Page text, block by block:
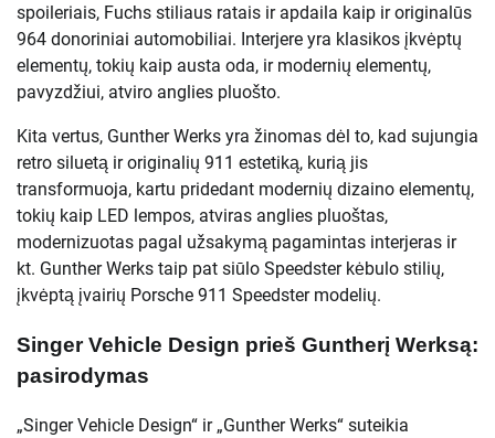
spoileriais, Fuchs stiliaus ratais ir apdaila kaip ir originalūs
964 donoriniai automobiliai. Interjere yra klasikos įkvėptų
elementų, tokių kaip austa oda, ir modernių elementų,
pavyzdžiui, atviro anglies pluošto.
Kita vertus, Gunther Werks yra žinomas dėl to, kad sujungia
retro siluetą ir originalių 911 estetiką, kurią jis
transformuoja, kartu pridedant modernių dizaino elementų,
tokių kaip LED lempos, atviras anglies pluoštas,
modernizuotas pagal užsakymą pagamintas interjeras ir
kt. Gunther Werks taip pat siūlo Speedster kėbulo stilių,
įkvėptą įvairių Porsche 911 Speedster modelių.
Singer Vehicle Design prieš Guntherį Werksą:
pasirodymas
„Singer Vehicle Design“ ir „Gunther Werks“ suteikia